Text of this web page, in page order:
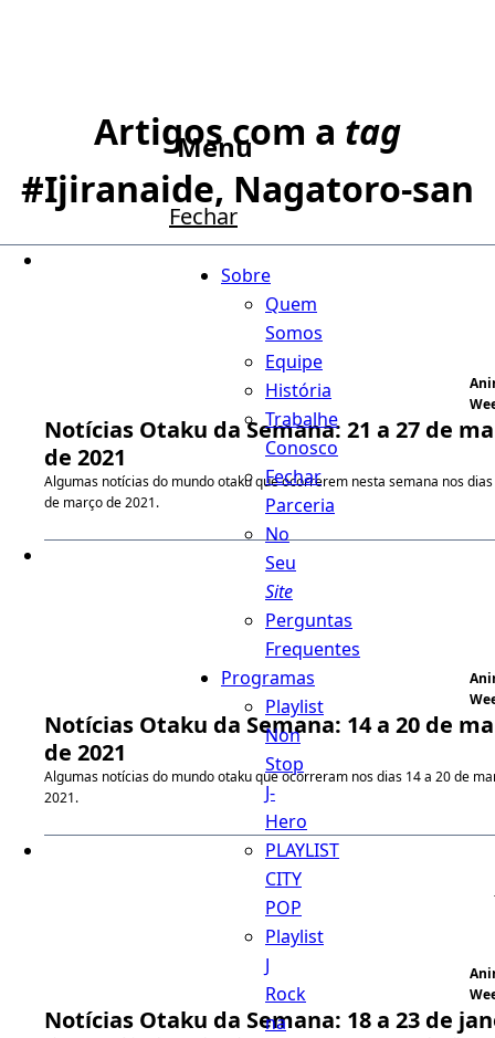
Menu
Fechar
Sobre
Quem
Somos
Equipe
História
Trabalhe
Conosco
Fechar
Parceria
No
Seu
Site
Perguntas
Frequentes
Programas
Playlist
Non
Stop
J-
Hero
PLAYLIST
CITY
POP
Playlist
J
Rock
na
Artigos com a tag
#Ijiranaide, Nagatoro-san
Notícias Otaku da Semana: 21 a 27 de
de 2021
Algumas notícias do mundo otaku que ocorrerem nesta semana nos
de março de 2021.
Notícias Otaku da Semana: 14 a 20 de
de 2021
Algumas notícias do mundo otaku que ocorreram nos dias 14 a 20 de
2021.
Notícias Otaku da Semana: 18 a 23 de